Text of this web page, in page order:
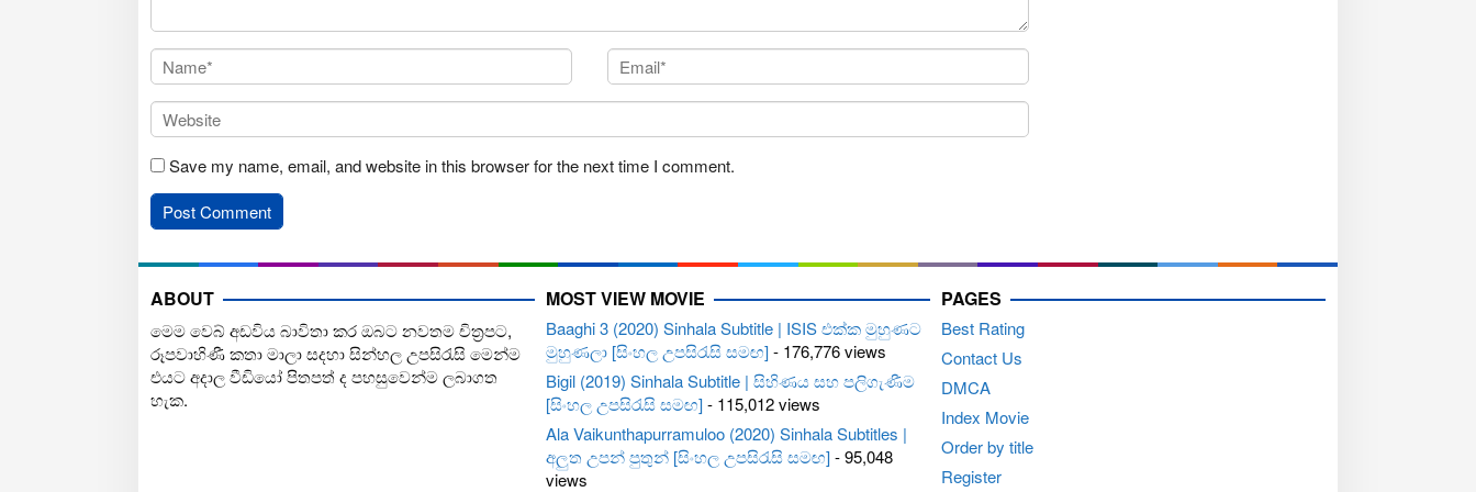
Save my name, email, and website in this browser for the next time I comment.
ABOUT
මෙම වෙබ් අඩවිය බාවිතා කර ඔබට නවතම චිත්‍රපට,
රූපවාහිණී කතා මාලා සදහා සින්හල උපසිරැසි මෙන්ම
එයට අදාල වීඩියෝ පිතපත් ද පහසුවෙන්ම ලබාගත
හැක.
MOST VIEW MOVIE
Baaghi 3 (2020) Sinhala Subtitle | ISIS එක්ක මුහුණට
මුහුණලා [සිංහල උපසිරැසි සමඟ]- 176,776 views
Bigil (2019) Sinhala Subtitle | සිහිණය සහ පලිගැණීම
[සිංහල උපසිරැසි සමඟ]- 115,012 views
Ala Vaikunthapurramuloo (2020) Sinhala Subtitles |
අලුත උපන් පුතුන් [සිංහල උපසිරැසි සමඟ]- 95,048
views
PAGES
Best Rating
Contact Us
DMCA
Index Movie
Order by title
Register